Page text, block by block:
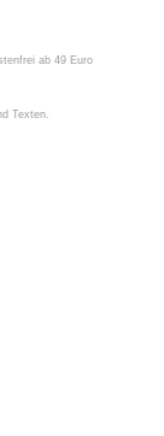
ab 49 Euro
Texten.